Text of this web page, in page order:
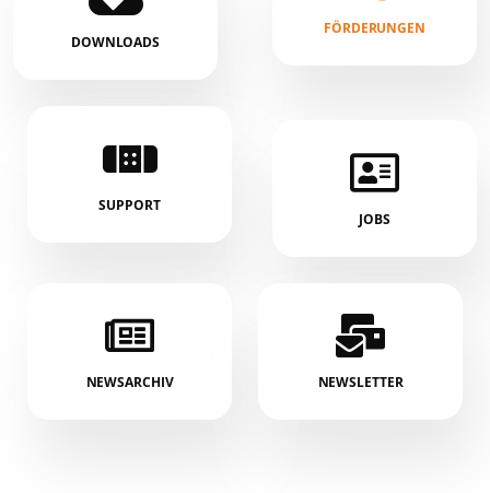
DOWNLOADS
FÖRDERUNGEN
SUPPORT
JOBS
NEWSARCHIV NEWSLETTER